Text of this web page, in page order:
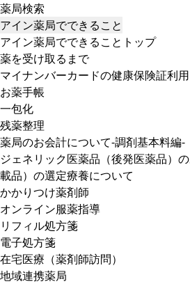
薬局検索
アイン薬局でできること
アイン薬局でできることトップ
薬を受け取るまで
マイナンバーカードの健康保険証利用
お薬手帳
一包化
残薬整理
薬局のお会計について-調剤基本料編-
ジェネリック医薬品（後発医薬品）
載品）の選定療養について
かかりつけ薬剤師
オンライン服薬指導
リフィル処方箋
電子処方箋
在宅医療（薬剤師訪問）
地域連携薬局